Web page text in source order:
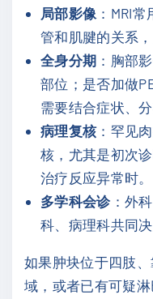
局部影像 ：MRI
管和肌腱的关系
全身分期 ：胸部
部位；是否加做
需要结合症状、
病理复核：罕见
核，尤其是初次
治疗反应异常时。
多学科会诊：外
科、病理科共同
如果肿块位于四肢
域，或者已有可疑